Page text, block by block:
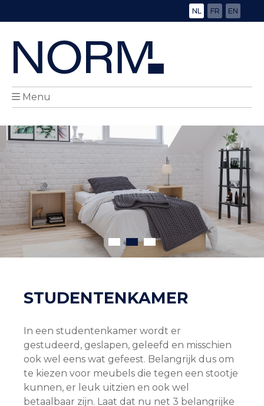
NL FR EN
Menu
STUDENTENKAMER
In een studentenkamer wordt er
gestudeerd, geslapen, geleefd en misschien
ook wel eens wat gefeest. Belangrijk dus om
te kiezen voor meubels die tegen een stootje
kunnen, er leuk uitzien en ook wel
betaalbaar zijn. Laat dat nu net 3 belangrijke